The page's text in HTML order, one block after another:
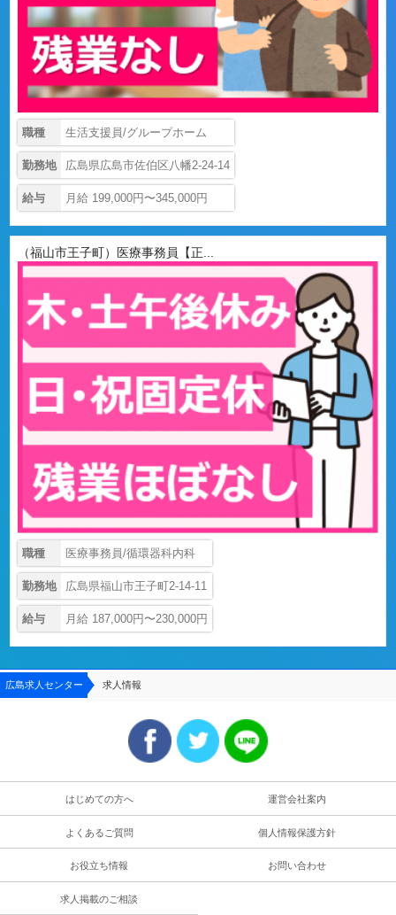
職種 生活支援員/グループホーム
勤務地 広島県広島市佐伯区八幡2-24-14
給与 月給 199,000円〜345,000円
（福山市王子町）医療事務員【正...
職種 医療事務員/循環器科内科
勤務地 広島県福山市王子町2-14-11
給与 月給 187,000円〜230,000円
広島求人センター 求人情報
はじめての方へ 運営会社案内
よくあるご質問 個人情報保護方針
お役立ち情報 お問い合わせ
求人掲載のご相談